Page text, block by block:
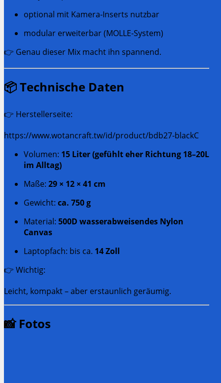
optional mit Kamera-Inserts nutzbar
modular erweiterbar (MOLLE-System)
👉 Genau dieser Mix macht ihn spannend.
📦 Technische Daten
👉 Herstellerseite:
https://www.wotancraft.tw/id/product/bdb27-blackC
Volumen: 15 Liter (gefühlt eher Richtung 18–20L
im Alltag)
Maße: 29 × 12 × 41 cm
Gewicht: ca. 750 g
Material: 500D wasserabweisendes Nylon
Canvas
Laptopfach: bis ca. 14 Zoll
👉 Wichtig:
Leicht, kompakt – aber erstaunlich geräumig.
📸 Fotos